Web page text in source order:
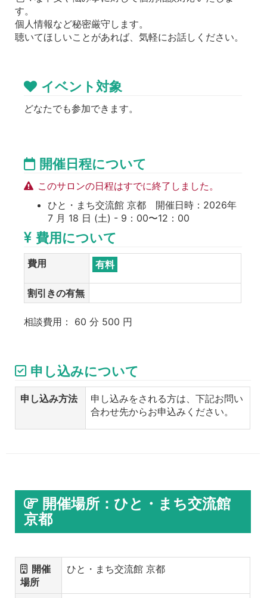
す。
個人情報など秘密厳守します。
聴いてほしいことがあれば、気軽にお話しください。
イベント対象
どなたでも参加できます。
開催日程について
このサロンの日程はすでに終了しました。
ひと・まち交流館 京都 開催日時：2026年
7 月 18 日 (土) - 9：00〜12：00
費用について
費用 有料
割引きの有無
相談費用： 60 分 500 円
申し込みについて
申し込み方法
申し込みをされる方は、下記お問い
合わせ先からお申込みください。
開催場所：ひと・まち交流館
京都
開催
場所
ひと・まち交流館 京都